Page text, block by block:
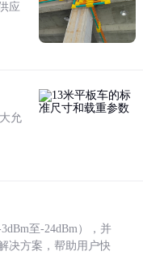
应
允
至-24dBm），并
决方案，帮助用户快